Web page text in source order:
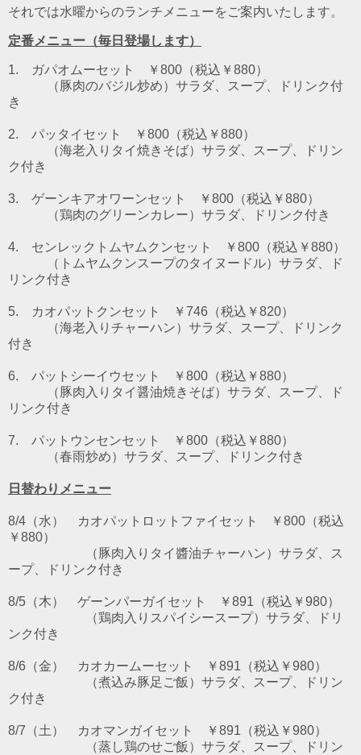
それでは水曜からのランチメニューをご案内いたします。
定番メニュー（毎日登場します）
1. ガパオムーセット ￥800（税込￥880）
（豚肉のバジル炒め） サラダ、スープ、ドリンク付
き
2. パッタイセット ￥800（税込￥880）
（海老入りタイ焼きそば） サラダ、スープ、ドリン
ク付き
3. ゲーンキアオワーンセット ￥800（税込￥880）
（鶏肉のグリーンカレー） サラダ、ドリンク付き
4. センレックトムヤムクンセット ￥800（税込￥880）
（トムヤムクンスープのタイヌードル） サラダ、ド
リンク付き
5. カオパットクンセット ￥746（税込￥820）
（海老入りチャーハン）サラダ、スープ、ドリンク
付き
6. パットシーイウセット
￥800（税込￥880）
（豚肉入りタイ醤油焼きそば）サラダ、スープ、ド
リンク付き
7. パットウンセンセット
￥800（税込￥880）
（春雨炒め）サラダ、スープ、ドリンク付き
日替わりメニュー
8/4（水） カオパットロットファイセット ￥800（税込
￥880）
（豚肉入りタイ醬油チャーハン）サラダ、ス
ープ、ドリンク付き
8/5（木） ゲーンパーガイセット ￥891（税込￥980）
（鶏肉入りスパイシースープ）サラダ、ドリ
ンク付き
8/6（金） カオカームーセット ￥891（税込￥980）
（煮込み豚足ご飯）サラダ、スープ、ドリン
ク付き
8/7（土） カオマンガイセット ￥891（税込￥980）
（蒸し鶏のせご飯）サラダ、スープ、ドリン